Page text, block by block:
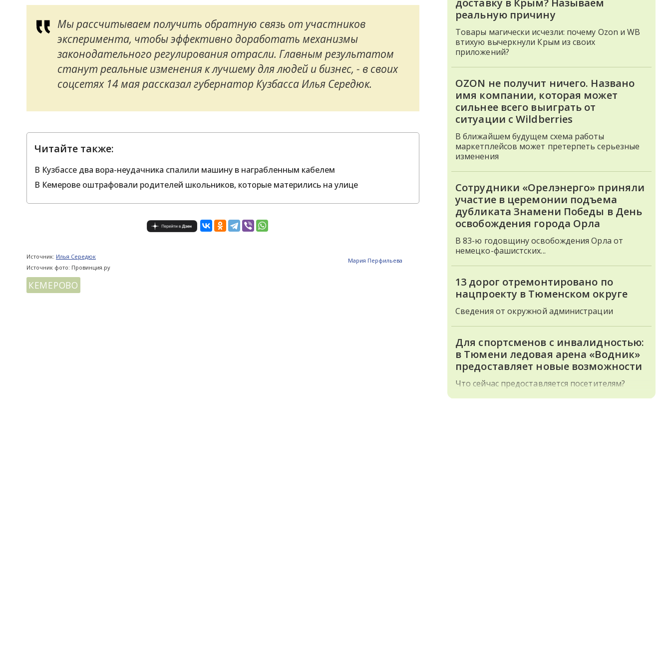
Мы рассчитываем получить обратную связь от участников
эксперимента, чтобы эффективно доработать механизмы
законодательного регулирования отрасли. Главным результатом
станут реальные изменения к лучшему для людей и бизнес, - в своих
соцсетях 14 мая рассказал губернатор Кузбасса Илья Середюк.
Читайте также:
В Кузбассе два вора-неудачника спалили машину в награбленным кабелем
В Кемерове оштрафовали родителей школьников, которые матерились на улице
Источник: Илья Середюк
Источник фото: Провинция.ру
Мария Перфильева
КЕМЕРОВО
реальную причину
Товары магически исчезли: почему Ozon и WB
втихую вычеркнули Крым из своих
приложений?
OZON не получит ничего. Названо
имя компании, которая может
сильнее всего выиграть от
ситуации с Wildberries
В ближайшем будущем схема работы
маркетплейсов может претерпеть серьезные
изменения
Сотрудники «Орелэнерго» приняли
участие в церемонии подъема
дубликата Знамени Победы в День
освобождения города Орла
В 83-ю годовщину освобождения Орла от
немецко-фашистских...
13 дорог отремонтировано по
нацпроекту в Тюменском округе
Сведения от окружной администрации
Для спортсменов с инвалидностью:
в Тюмени ледовая арена «Водник»
предоставляет новые возможности
Что сейчас предоставляется посетителям?